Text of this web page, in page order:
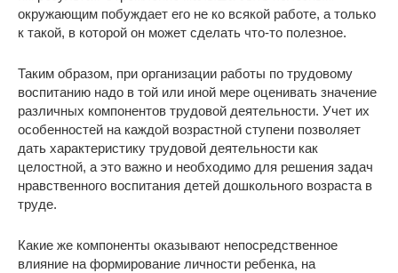
окружающим побуждает его не ко всякой работе, а только
к такой, в которой он может сделать что-то полезное.
Таким образом, при организации работы по трудовому
воспитанию надо в той или иной мере оценивать значение
различных компонентов трудовой деятельности. Учет их
особенностей на каждой возрастной ступени позволяет
дать характеристику трудовой деятельности как
целостной, а это важно и необходимо для решения задач
нравственного воспитания детей дошкольного возраста в
труде.
Какие же компоненты оказывают непосредственное
влияние на формирование личности ребенка, на